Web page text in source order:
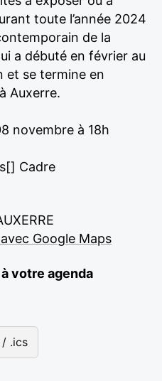
toute l’année 2024
de la
a débuté en février au
et se termine en
Auxerre.
novembre à 18h
Cadre
Google Maps
votre agenda
.ics